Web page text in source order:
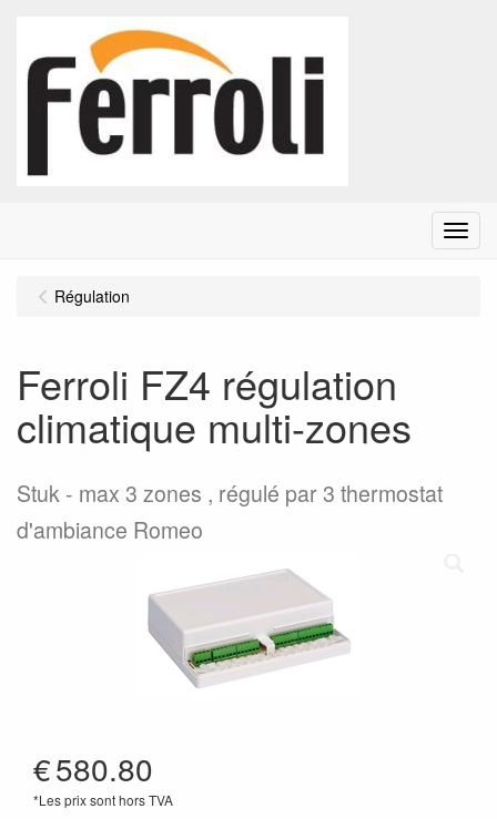
Menu
Régulation
Ferroli FZ4 régulation
climatique multi-zones
Stuk
max 3 zones , régulé par 3 thermostat
d'ambiance Romeo
€580.80
*Les prix sont hors TVA